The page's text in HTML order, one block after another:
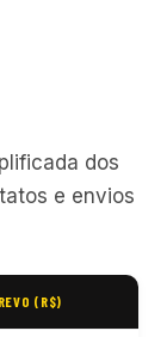
dos
e envios
(R$)